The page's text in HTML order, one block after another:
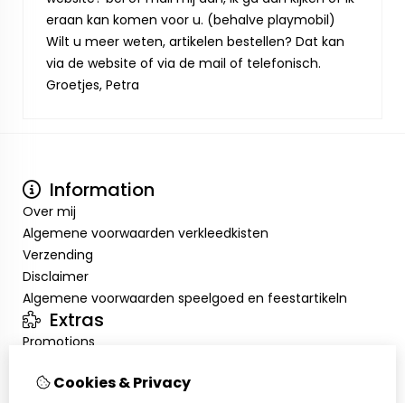
eraan kan komen voor u. (behalve playmobil)
Wilt u meer weten, artikelen bestellen? Dat kan
via de website of via de mail of telefonisch.
Groetjes, Petra
Information
Over mij
Algemene voorwaarden verkleedkisten
Verzending
Disclaimer
Algemene voorwaarden speelgoed en feestartikeln
Extras
Promotions
InloggenCookies & Privacy